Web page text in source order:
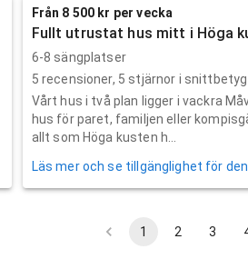
Från 8 500 kr per vecka
Fullt utrustat hus mitt i Höga
6-8 sängplatser
5 recensioner, 5 stjärnor i snittbetyg
Vårt hus i två plan ligger i vackra
hus för paret, familjen eller
allt som Höga kusten h...
Läs mer och se tillgänglighet för
1 2 3